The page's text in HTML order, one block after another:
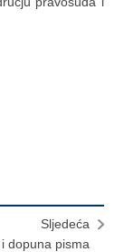
Sljedeća
dopuna pisma